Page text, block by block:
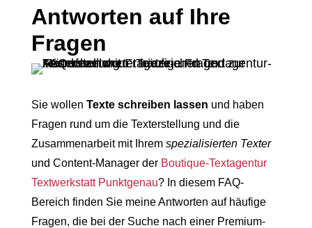
Antworten auf Ihre
Fragen
Sie wollen Texte schreiben lassen und haben
Fragen rund um die Texterstellung und die
Zusammenarbeit mit Ihrem spezialisierten Texter
und Content-Manager der Boutique-Textagentur
Textwerkstatt Punktgenau? In diesem FAQ-
Bereich finden Sie meine Antworten auf häufige
Fragen, die bei der Suche nach einer Premium-